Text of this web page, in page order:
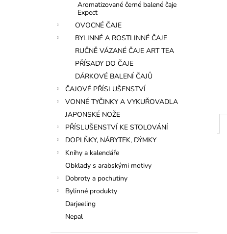
Aromatizované černé balené čaje
Expect
OVOCNÉ ČAJE
BYLINNÉ A ROSTLINNÉ ČAJE
RUČNĚ VÁZANÉ ČAJE ART TEA
PŘÍSADY DO ČAJE
DÁRKOVÉ BALENÍ ČAJŮ
ČAJOVÉ PŘÍSLUŠENSTVÍ
VONNÉ TYČINKY A VYKUŘOVADLA
JAPONSKÉ NOŽE
PŘÍSLUŠENSTVÍ KE STOLOVÁNÍ
DOPLŇKY, NÁBYTEK, DÝMKY
Knihy a kalendáře
Obklady s arabskými motivy
Dobroty a pochutiny
Bylinné produkty
Darjeeling
Nepal